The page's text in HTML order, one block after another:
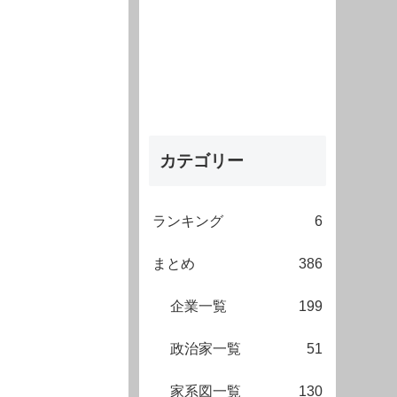
カテゴリー
ランキング 6
まとめ 386
企業一覧 199
政治家一覧 51
家系図一覧 130